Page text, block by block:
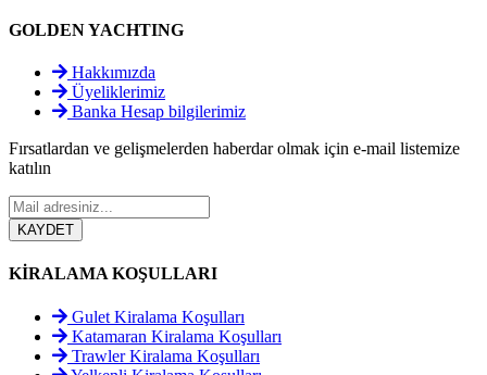
GOLDEN YACHTING
Hakkımızda
Üyeliklerimiz
Banka Hesap bilgilerimiz
Fırsatlardan ve gelişmelerden haberdar olmak için e-mail listemize
katılın
KİRALAMA KOŞULLARI
Gulet Kiralama Koşulları
Katamaran Kiralama Koşulları
Trawler Kiralama Koşulları